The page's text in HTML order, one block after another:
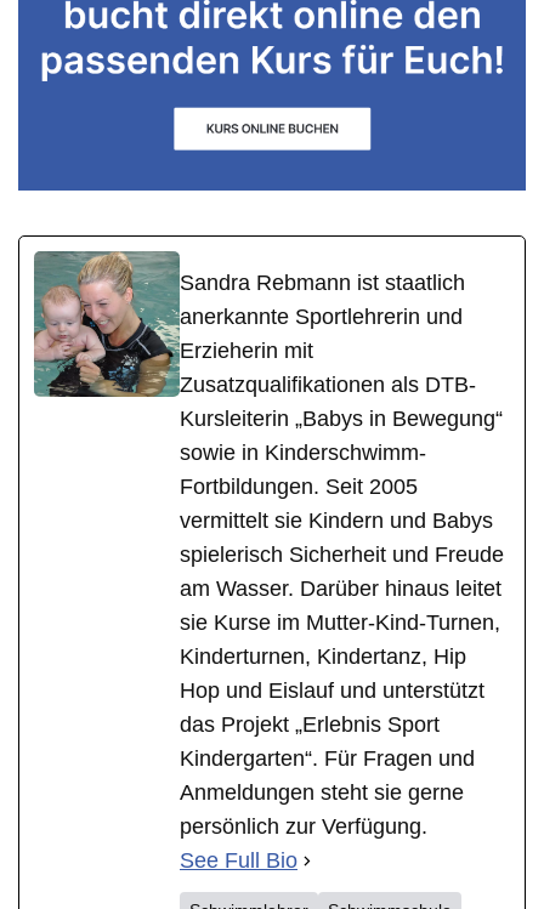
Sandra Rebmann ist staatlich
anerkannte Sportlehrerin und
Erzieherin mit
Zusatzqualifikationen als DTB-
Kursleiterin „Babys in Bewegung“
sowie in Kinderschwimm-
Fortbildungen. Seit 2005
vermittelt sie Kindern und Babys
spielerisch Sicherheit und Freude
am Wasser. Darüber hinaus leitet
sie Kurse im Mutter-Kind-Turnen,
Kinderturnen, Kindertanz, Hip
Hop und Eislauf und unterstützt
das Projekt „Erlebnis Sport
Kindergarten“. Für Fragen und
Anmeldungen steht sie gerne
persönlich zur Verfügung.
See Full Bio